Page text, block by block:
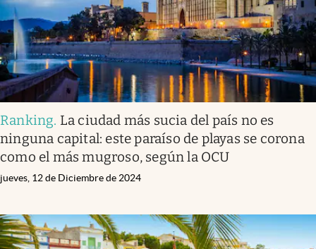
Ranking. La ciudad más sucia del país no es
ninguna capital: este paraíso de playas se corona
como el más mugroso, según la OCU
jueves, 12 de Diciembre de 2024